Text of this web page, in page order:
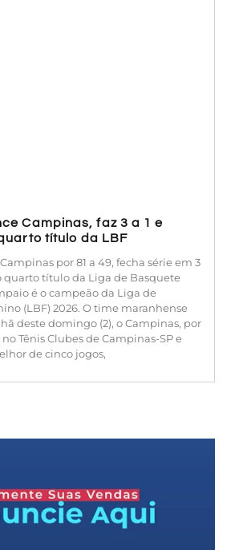
Campinas, faz 3 a 1 e
título da LBF
por 81 a 49, fecha série em 3
quarto título da Liga de Basquete
é o campeão da Liga de
(LBF) 2026. O time maranhense
deste domingo (2), o Campinas, por
Tênis Clubes de Campinas-SP e
de cinco jogos,